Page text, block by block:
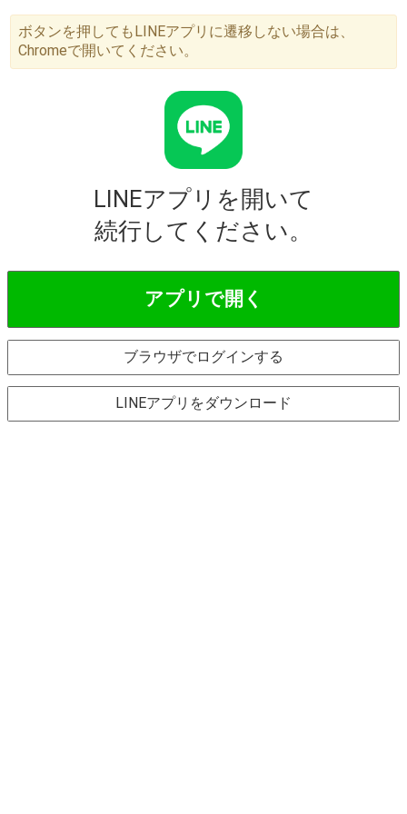
ボタンを押してもLINEアプリに遷移しない場合は、
Chromeで開いてください。
LINEアプリを開いて
続行してください。
アプリで開く
ブラウザでログインする
LINEアプリをダウンロード